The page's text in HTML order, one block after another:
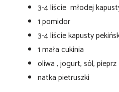
3-4 liście młodej
1 pomidor
3-4 liście kapusty
1 mała cukinia
oliwa , jogurt, sól, pieprz
natka pietruszki